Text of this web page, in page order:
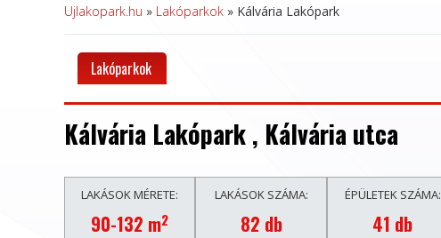
Ujlakopark.hu » Lakóparkok » Kálvária Lakópark
Lakóparkok
Kálvária Lakópark , Kálvária utca
LAKÁSOK MÉRETE:
90-132 m2
LAKÁSOK SZÁMA:
82 db
ÉPÜLETEK SZÁMA:
41 db